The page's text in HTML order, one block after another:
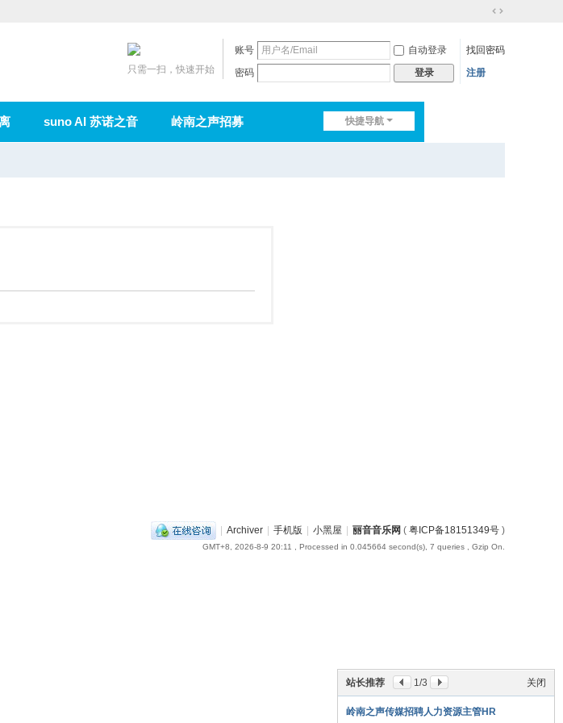
到
账号 自动登录
找回密码
密码
登录 注册
只需一扫，快速开始
快捷导航
suno AI 苏诺之音 岭南之声招募
关闭
站长推荐 1/3
岭南之声传媒招聘人力资源主管HR
| Archiver | 手机版 | 小黑屋 | 丽音音乐网 ( 粤ICP备18151349号 )
GMT+8, 2026-8-9 20:11 , Processed in 0.045664 second(s), 7 queries , Gzip On.